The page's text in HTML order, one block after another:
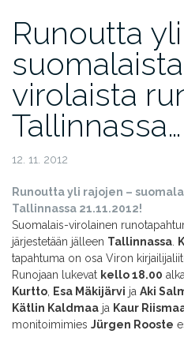
Runoutta
virolaista
Tallinnassa…
12. 11. 2012
Runoutta yli rajojen –
Tallinnassa 21.11.2012!
Suomalais-virolainen
järjestetään jälleen Tallinnassa
tapahtuma on osa Viron
Runojaan lukevat kello 18.00
Kurtto
Esa Mäkijärvi ja Aki
Kätlin Kaldmaa ja Kaur
monitoimimies Jürgen Rooste